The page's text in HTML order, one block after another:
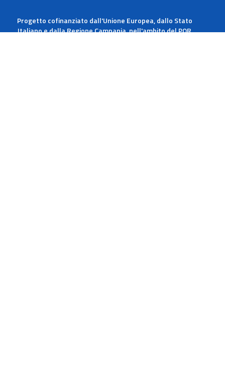
Progetto cofinanziato dall'Unione Europea, dallo Stato
Italiano e dalla Regione Campania, nell'ambito del POR